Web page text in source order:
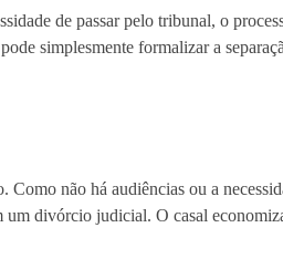
de passar pelo tribunal, o
simplesmente formalizar a
não há audiências ou a
divórcio judicial. O casal